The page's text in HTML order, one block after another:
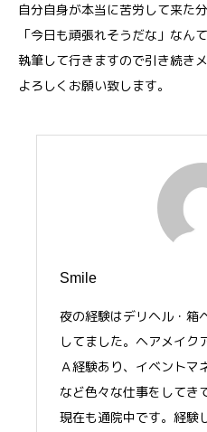
自分自身が本当に苦労して来た
「今日も頑張れそうだな」なん
執筆して行きますので引き続き
よろしくお願い致します。
Smile
夜の経験はデリヘル・箱
してました。ヘアメイク
Ａ経験あり、イベントマ
など色々な仕事をしてき
現在も通院中です。経験